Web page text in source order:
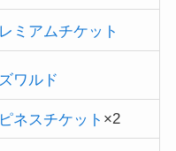
ミアムチケット
ワルド
ネスチケット ×2